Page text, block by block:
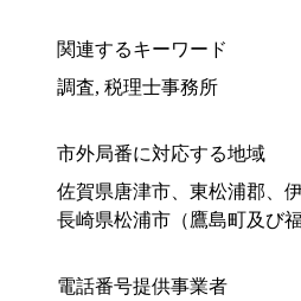
関連するキーワード
調査, 税理士事務所
市外局番に対応する地域
佐賀県唐津市、東松浦郡、
長崎県松浦市（鷹島町及び
電話番号提供事業者